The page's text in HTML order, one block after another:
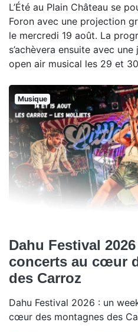
L’Été au Plain Château se
Foron avec une projection
le mercredi 19 août. La
s’achèvera ensuite avec
open air musical les 29 et
Musique
Dahu Festival
concerts au cœur
des Carroz
Dahu Festival 2026 : un
cœur des montagnes des